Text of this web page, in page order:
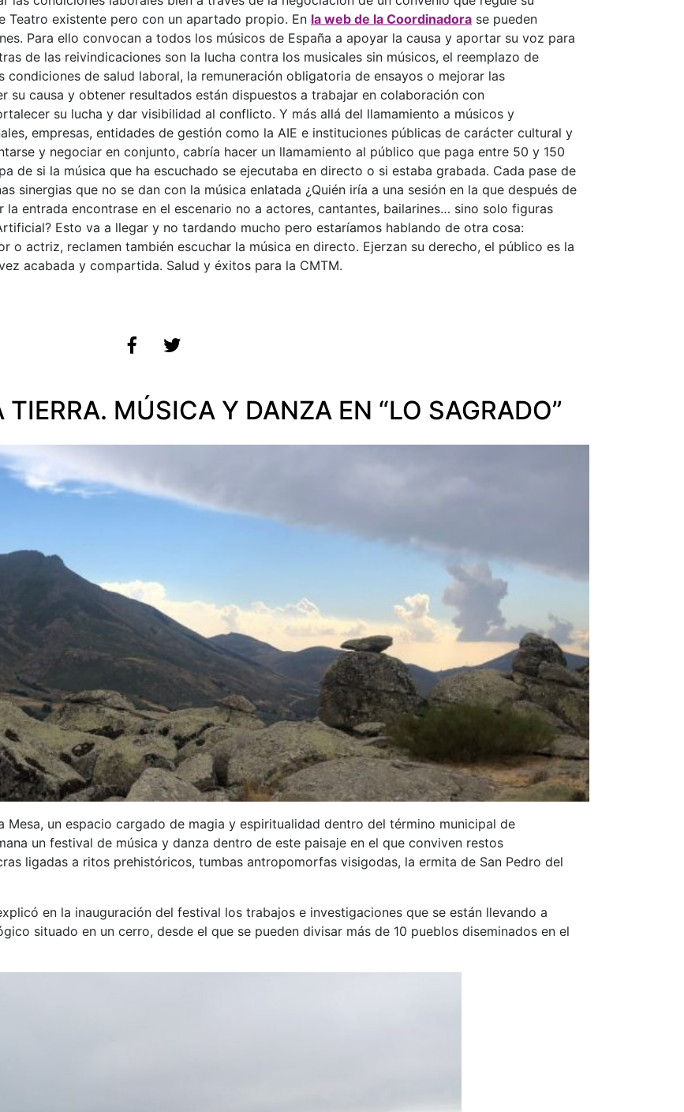
Teatro existente pero con un apartado propio. En la web de la Coordinadora se pueden
Para ello convocan a todos los músicos de España a apoyar la causa y aportar su voz para
de las reivindicaciones son la lucha contra los musicales sin músicos, el reemplazo de
condiciones de salud laboral, la remuneración obligatoria de ensayos o mejorar las
su causa y obtener resultados están dispuestos a trabajar en colaboración con
su lucha y dar visibilidad al conflicto. Y más allá del llamamiento a músicos y
empresas, entidades de gestión como la AIE e instituciones públicas de carácter cultural y
y negociar en conjunto, cabría hacer un llamamiento al público que paga entre 50 y 150
de si la música que ha escuchado se ejecutaba en directo o si estaba grabada. Cada pase de
sinergias que no se dan con la música enlatada ¿Quién iría a una sesión en la que después de
entrada encontrase en el escenario no a actores, cantantes, bailarines… sino solo figuras
Esto va a llegar y no tardando mucho pero estaríamos hablando de otra cosa:
o actriz, reclamen también escuchar la música en directo. Ejerzan su derecho, el público es la
acabada y compartida. Salud y éxitos para la CMTM.
TIERRA. MÚSICA Y DANZA EN “LO SAGRADO”
Mesa, un espacio cargado de magia y espiritualidad dentro del término municipal de
un festival de música y danza dentro de este paisaje en el que conviven restos
ligadas a ritos prehistóricos, tumbas antropomorfas visigodas, la ermita de San Pedro del
en la inauguración del festival los trabajos e investigaciones que se están llevando a
situado en un cerro, desde el que se pueden divisar más de 10 pueblos diseminados en el